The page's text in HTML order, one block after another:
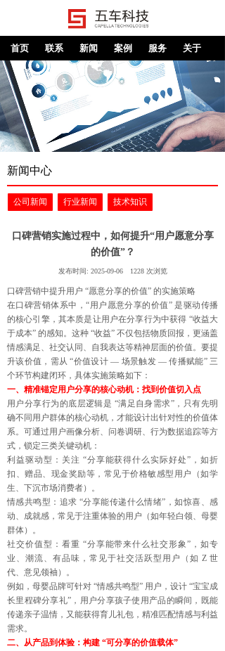
首页 联系 新闻 案例 服务 关于
新闻中心
公司新闻 行业新闻 技术知识
口碑营销实施过程中，如何提升“用户愿意分享
的价值”？
发布时间: 2025-09-06 1228 次浏览
口碑营销中提升用户 “愿意分享的价值” 的实施策略
在口碑营销体系中，“用户愿意分享的价值” 是驱动传播
的核心引擎，其本质是让用户在分享行为中获得 “收益大
于成本” 的感知。这种 “收益” 不仅包括物质回报，更涵盖
情感满足、社交认同、自我表达等精神层面的价值。要提
升该价值，需从 “价值设计 — 场景触发 — 传播赋能” 三
个环节构建闭环，具体实施策略如下：
一、精准锚定用户分享的核心动机：找到价值切入点
用户分享行为的底层逻辑是 “满足自身需求”，只有先明
确不同用户群体的核心动机，才能设计出针对性的价值体
系。可通过用户画像分析、问卷调研、行为数据追踪等方
式，锁定三类关键动机：
利益驱动型：关注 “分享能获得什么实际好处”，如折
扣、赠品、现金奖励等，常见于价格敏感型用户（如学
生、下沉市场消费者）。
情感共鸣型：追求 “分享能传递什么情绪”，如惊喜、感
动、成就感，常见于注重体验的用户（如年轻白领、母婴
群体）。
社交价值型：看重 “分享能带来什么社交形象”，如专
业、潮流、有品味，常见于社交活跃型用户（如 Z 世
代、意见领袖）。
例如，母婴品牌可针对 “情感共鸣型” 用户，设计 “宝宝成
长里程碑分享礼”，用户分享孩子使用产品的瞬间，既能
传递亲子温情，又能获得育儿礼包，精准匹配情感与利益
需求。
二、从产品到体验：构建 “可分享的价值载体”